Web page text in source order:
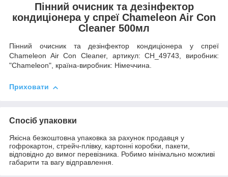
Пінний очисник та дезінфектор
кондиціонера у спреї Chameleon Air Con
Cleaner 500мл
Пінний очисник та дезінфектор кондиціонера у спреї
Chameleon Air Con Cleaner, артикул: CH_49743, виробник:
"Chameleon", країна-виробник: Німеччина.
Приховати
Спосіб упаковки
Якісна безкоштовна упаковка за рахунок продавця у
гофрокартон, стрейч-плівку, картонні коробки, пакети,
відповідно до вимог перевізника. Робимо мінімально можливі
габарити та вагу відправлення.